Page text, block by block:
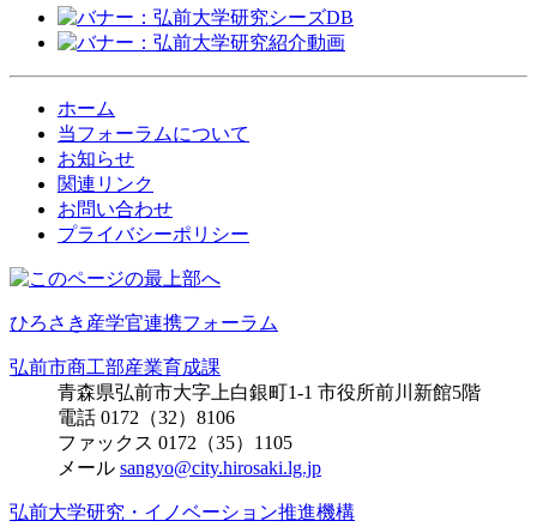
ホーム
当フォーラムについて
お知らせ
関連リンク
お問い合わせ
プライバシーポリシー
ひろさき産学官連携フォーラム
弘前市商工部産業育成課
青森県弘前市大字上白銀町1-1 市役所前川新館5階
電話 0172（32）8106
ファックス 0172（35）1105
メール sangyo@city.hirosaki.lg.jp
弘前大学研究・イノベーション推進機構